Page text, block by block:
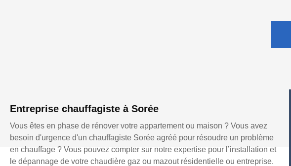
Entreprise chauffagiste à Sorée
Vous êtes en phase de rénover votre appartement ou maison ? Vous avez
besoin d'urgence d'un chauffagiste Sorée agréé pour résoudre un problème
en chauffage ? Vous pouvez compter sur notre expertise pour l’installation et
le dépannage de votre chaudière gaz ou mazout résidentielle ou entreprise.